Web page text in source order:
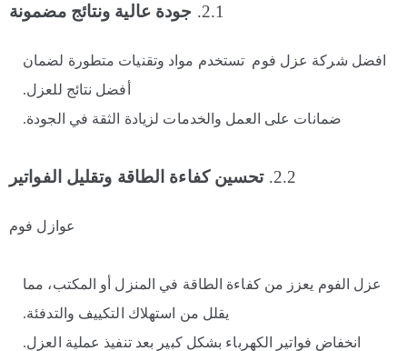
2.1. جودة عالية ونتائج مضمونة
افضل شركة عزل فوم تستخدم مواد وتقنيات متطورة لضمان
أفضل نتائج للعزل.
ضمانات على العمل والخدمات لزيادة الثقة في الجودة.
2.2. تحسين كفاءة الطاقة وتقليل الفواتير
عوازل فوم
عزل الفوم يعزز من كفاءة الطاقة في المنزل أو المكتب، مما
يقلل من استهلاك التكييف والتدفئة.
انخفاض فواتير الكهرباء بشكل كبير بعد تنفيذ عملية العزل.